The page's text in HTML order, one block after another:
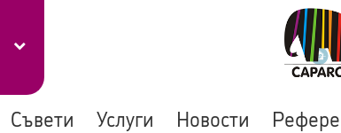
Съвети Услуги Новости